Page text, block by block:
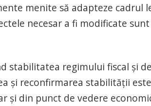
menite să adapteze cadrul
necesar a fi modificate sunt
stabilitatea regimului fiscal și de
și reconfirmarea stabilității
și din punct de vedere